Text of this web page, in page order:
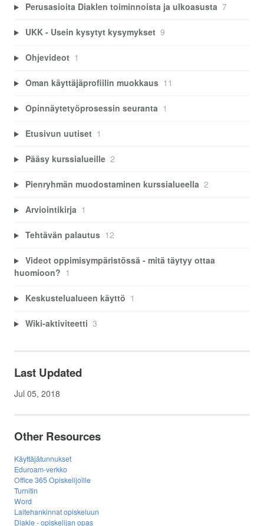
Perusasioita Diaklen toiminnoista ja ulkoasusta 7
UKK - Usein kysytyt kysymykset 9
Ohjevideot 1
Oman käyttäjäprofiilin muokkaus 11
Opinnäytetyöprosessin seuranta 1
Etusivun uutiset 1
Pääsy kurssialueille 2
Pienryhmän muodostaminen kurssialueella 2
Arviointikirja 1
Tehtävän palautus 12
Videot oppimisympäristössä - mitä täytyy ottaa
huomioon? 1
Keskustelualueen käyttö 1
Wiki-aktiviteetti 3
Last Updated
Jul 05, 2018
Other Resources
Käyttäjätunnukset
Eduroam-verkko
Office 365 Opiskelijoille
Turnitin
Word
Laitehankinnat opiskeluun
Diakle - opiskelijan opas